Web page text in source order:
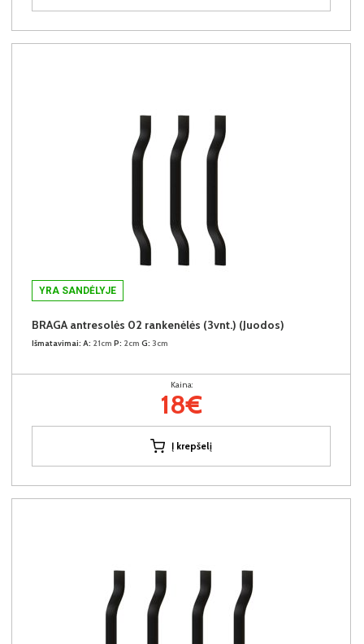
YRA SANDĖLYJE
BRAGA antresolės 02 rankenėlės (3vnt.) (Juodos)
Išmatavimai: A: 21cm P: 2cm G: 3cm
Kaina:
18€
Į krepšelį